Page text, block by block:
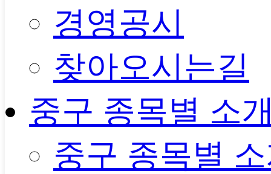
경영공시
찾아오시는길
중구 종목별 소
중구 종목별